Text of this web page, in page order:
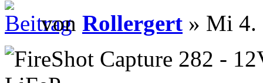
von Rollergert » Mi 4.